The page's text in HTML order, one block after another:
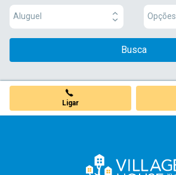
Aluguel Opções
Busca
Ligar